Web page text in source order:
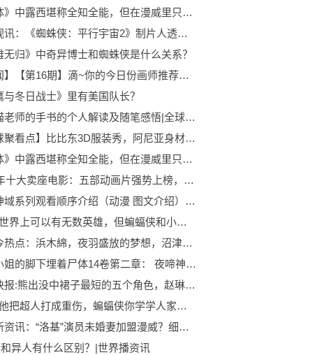
《超体》中露西堪称全知全能，但在漫威里只能算是单体宇宙级别！_今日最新
每日视讯：《蜘蛛侠：平行宇宙2》制片人透露，电影将登场一位新女性蜘蛛侠
无归》中奇异博士和蜘蛛侠是什么关系？
【热闻】【第16期】滴~你的今日份画师推荐到了
与冬日战士》里有美国队长？
对黑猫老师的手书的个人解读及随笔感悟|全球热讯
【环球聚看点】比比东3D服装秀，阿尼亚身材休闲装修饰，专业学生装展现完美身材
《超体》中露西堪称全知全能，但在漫威里只能算是单体宇宙级别！
2010年十大卖座电影：五部动画片强势上榜，《盗梦空间》仅排第四 天天热文
刀剑神域系列观看顺序介绍（动漫 图文介绍） 观天下
DC：世界上可以有无数英雄，但蝙蝠侠和小丑都只有一个
环球今热点：浜木綿，夜羽盛放的梦想，沼津永恒的珍藏
樱子小姐的脚下埋着尸体14卷第二章： 夜啼神猫头鹰为恶梦而歌14
当前快报:熊出没中裙子最短的五个角色，赵琳美如画，第一名穿不穿没区别！
DC：他把超人打成重伤，蝙蝠侠你学学人家，别拿氪石做长矛了|天天日报
全球新资讯：“洛基”演员未婚妻加盟漫威？细数最近漫威5则小道消息！
异人有什么区别？|世界播资讯